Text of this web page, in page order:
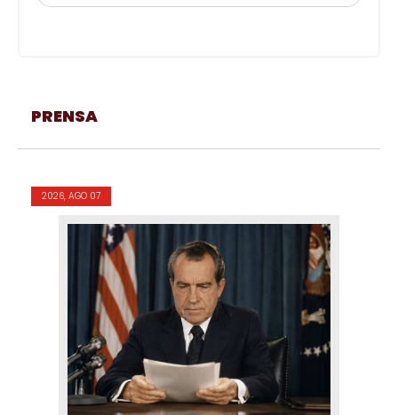
PRENSA
2026, AGO 07